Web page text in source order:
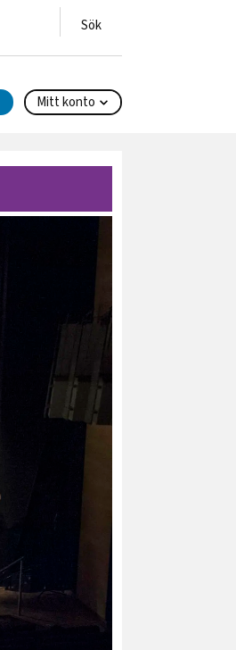
Mitt konto